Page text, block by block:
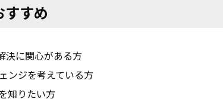
すすめ
決に関心がある方
ンジを考えている方
知りたい方